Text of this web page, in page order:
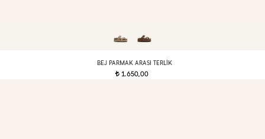
BEJ PARMAK ARASI TERLIK
t 1.650,00